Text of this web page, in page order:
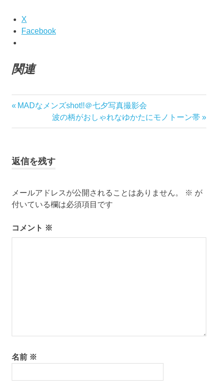
X
Facebook
関連
japan
menskimono
き
ゆ
か
ゆ
か
レ
タ
レ
投
稿
ビ
ゲ
ー
シ
前
記
MADなメンズshot!!＠七夕写真撮影会
次
の
波の柄がおしゃれなゆかたにモノトーン帯
返信を残す
メールアドレスが公開されることはありません。 ※ が
付いている欄は必須項目です
コメント ※
名前 ※